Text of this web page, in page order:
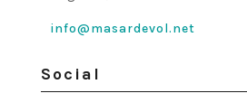
info@masardevol.net
Social